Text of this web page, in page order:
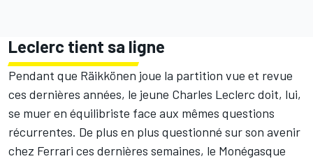
Leclerc tient sa ligne
Pendant que Räikkönen joue la partition vue et revue
ces dernières années, le jeune Charles Leclerc doit, lui,
se muer en équilibriste face aux mêmes questions
récurrentes. De plus en plus questionné sur son avenir
chez Ferrari ces dernières semaines, le Monégasque